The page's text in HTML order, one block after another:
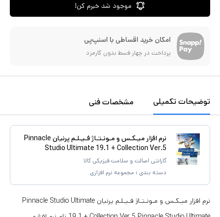
موجود شد خبرم کن!
امکان خرید اقساطی با اسنپ‌پی
پرداخت در چهار قسط بدون کارمزد
توضیحات تکمیلی مشخصات فنی
نرم افزار میـکـس و مـونـتـاژ فـیـلـم پرنیان Pinnacle
Studio Ultimate 19.1 + Collection Ver.5
گارانتی اصالت و سلامت فیزیکی کالا
دسته بندی : مجموعه نرم افزاری
نرم افزار میـکـس و مـونـتـاژ فـیـلـم پرنیان Pinnacle Studio Ultimate